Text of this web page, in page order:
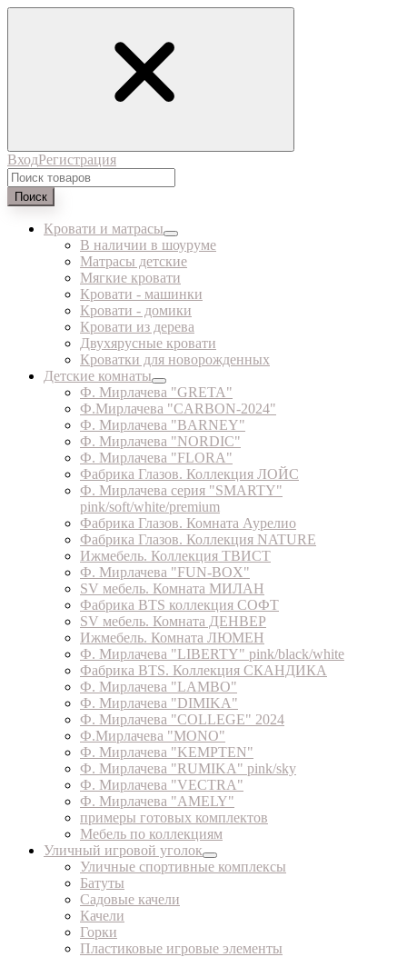
ВходРегистрация
Поиск
Кровати и матрасы
В наличии в шоуруме
Матрасы детские
Мягкие кровати
Кровати - машинки
Кровати - домики
Кровати из дерева
Двухярусные кровати
Кроватки для новорожденных
Детские комнаты
Ф. Мирлачева "GRETA"
Ф.Мирлачева "CARBON-2024"
Ф. Мирлачева "BARNEY"
Ф. Мирлачева "NORDIC"
Ф. Мирлачева "FLORA"
Фабрика Глазов. Коллекция ЛОЙС
Ф. Мирлачева серия "SMARTY"
pink/soft/white/premium
Фабрика Глазов. Комната Аурелио
Фабрика Глазов. Коллекция NATURE
Ижмебель. Коллекция ТВИСТ
Ф. Мирлачева "FUN-BOX"
SV мебель. Комната МИЛАН
Фабрика BTS коллекция СОФТ
SV мебель. Комната ДЕНВЕР
Ижмебель. Комната ЛЮМЕН
Ф. Мирлачева "LIBERTY" pink/black/white
Фабрика BTS. Коллекция СКАНДИКА
Ф. Мирлачева "LAMBO"
Ф. Мирлачева "DIMIKA"
Ф. Мирлачева "COLLEGE" 2024
Ф.Мирлачева "MONO"
Ф. Мирлачева "KEMPTEN"
Ф. Мирлачева "RUMIKA" pink/sky
Ф. Мирлачева "VECTRA"
Ф. Мирлачева "AMELY"
примеры готовых комплектов
Мебель по коллекциям
Уличный игровой уголок
Уличные спортивные комплексы
Батуты
Садовые качели
Качели
Горки
Пластиковые игровые элементы